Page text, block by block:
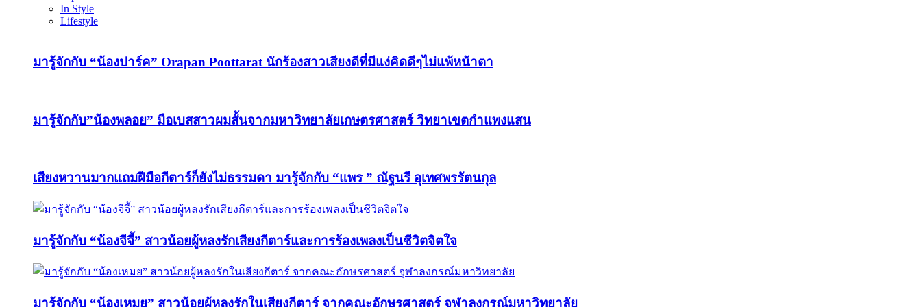
In Style
Lifestyle
มารู้จักกับ “น้องปาร์ค” Orapan Poottarat นักร้องสาวเสียงดีที่มีแง่คิดดีๆไม่แพ้หน้าตา
มารู้จักกับ”น้องพลอย” มือเบสสาวผมสั้นจากมหาวิทยาลัยเกษตรศาสตร์ วิทยาเขตกำแพงแสน
เสียงหวานมากแถมฝีมือกีตาร์ก็ยังไม่ธรรมดา มารู้จักกับ “แพร ” ณัฐนรี อุเทศพรรัตนกุล
มารู้จักกับ “น้องจีจี้” สาวน้อยผู้หลงรักเสียงกีตาร์และการร้องเพลงเป็นชีวิตจิตใจ
มารู้จักกับ “น้องเหมย” สาวน้อยผู้หลงรักในเสียงกีตาร์ จากคณะอักษรศาสตร์ จุฬาลงกรณ์มหาวิทยาลัย